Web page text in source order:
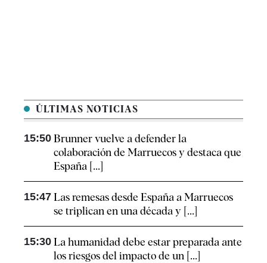
ÚLTIMAS NOTICIAS
15:50 Brunner vuelve a defender la
colaboración de Marruecos y destaca que
España [...]
15:47 Las remesas desde España a Marruecos
se triplican en una década y [...]
15:30 La humanidad debe estar preparada ante
los riesgos del impacto de un [...]